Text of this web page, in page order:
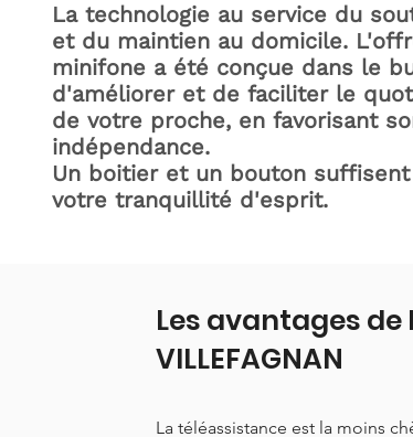
La technologie au service du
et du maintien au domicile.
minifone a été conçue dans le
d'améliorer et de faciliter le
de votre proche, en favorisant
indépendance.
Un boitier et un bouton
votre tranquillité d'esprit.
Les avantages de
VILLEFAGNAN
La téléassistance est la moins